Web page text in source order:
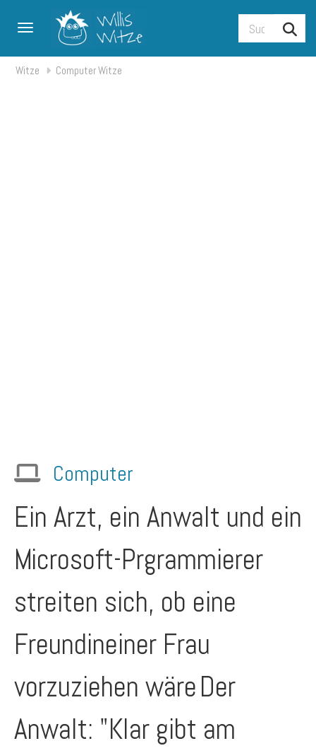
Toggle navigation
Witze Computer Witze
Computer
Ein Arzt, ein Anwalt und ein
Microsoft-Prgrammierer
streiten sich, ob eine
Freundineiner Frau
vorzuziehen wäreDer
Anwalt: "Klar gibt am